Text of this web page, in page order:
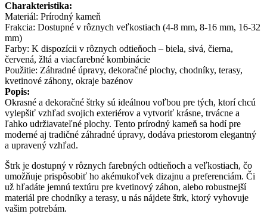
Charakteristika:
Materiál: Prírodný kameň
Frakcia: Dostupné v rôznych veľkostiach (4-8 mm, 8-16 mm, 16-32
mm)
Farby: K dispozícii v rôznych odtieňoch – biela, sivá, čierna,
červená, žltá a viacfarebné kombinácie
Použitie: Záhradné úpravy, dekoračné plochy, chodníky, terasy,
kvetinové záhony, okraje bazénov
Popis:
Okrasné a dekoračné štrky sú ideálnou voľbou pre tých, ktorí chcú
vylepšiť vzhľad svojich exteriérov a vytvoriť krásne, trvácne a
ľahko udržiavateľné plochy. Tento prírodný kameň sa hodí pre
moderné aj tradičné záhradné úpravy, dodáva priestorom elegantný
a upravený vzhľad.
Štrk je dostupný v rôznych farebných odtieňoch a veľkostiach, čo
umožňuje prispôsobiť ho akémukoľvek dizajnu a preferenciám. Či
už hľadáte jemnú textúru pre kvetinový záhon, alebo robustnejší
materiál pre chodníky a terasy, u nás nájdete štrk, ktorý vyhovuje
vašim potrebám.